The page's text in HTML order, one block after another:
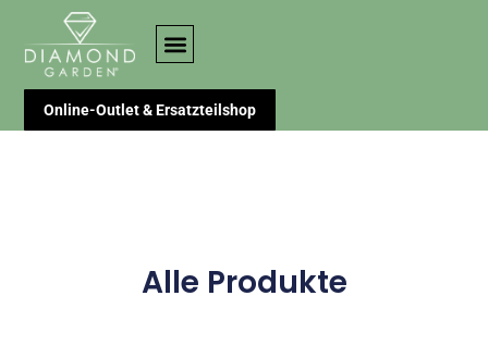
Online-Outlet & Ersatzteilshop
Alle Produkte